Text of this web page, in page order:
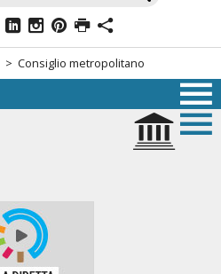
> Consiglio metropolitano